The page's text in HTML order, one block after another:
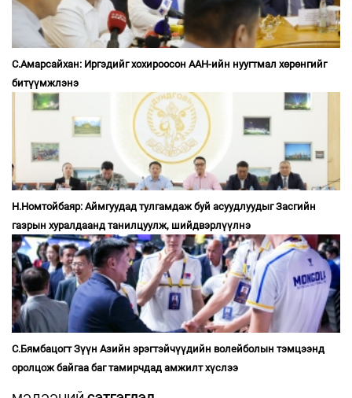
С.Амарсайхан: Иргэдийг хохироосон ААН-ийн нуугтмал хөрөнгийг
битүүмжлэнэ
Н.Номтойбаяр: Аймгуудад тулгамдаж буй асуудлуудыг Засгийн
газрын хуралдаанд танилцуулж, шийдвэрлүүлнэ
С.Бямбацогт Зүүн Азийн эрэгтэйчүүдийн волейболын тэмцээнд
оролцож байгаа баг тамирчдад амжилт хүслээ